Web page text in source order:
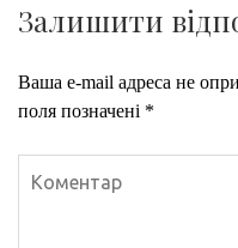
Залишити
Ваша e-mail адреса не
поля позначені *